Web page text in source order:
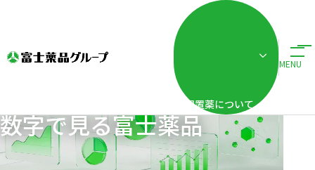
配置薬について
MENU
ホーム 企業情報 数字で見る富士薬品
数字で見る富士薬品